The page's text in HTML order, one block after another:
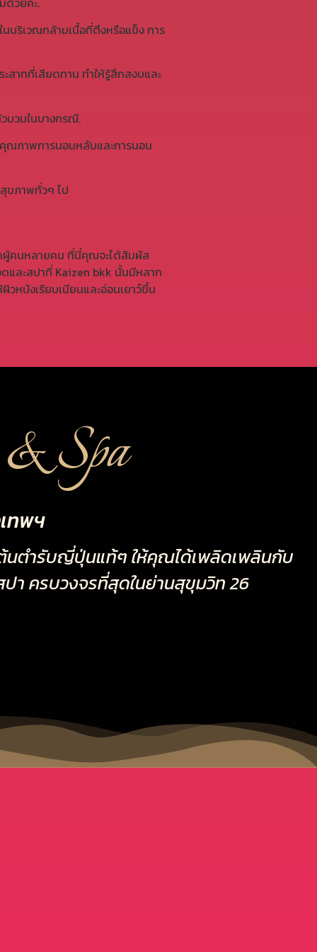
นบริเวณกล้ามเนื้อที่ตึงหรือแข็ง การ
สาทที่เสียดทาน ทำให้รู้สึกสงบและ
บวมในบางกรณี.
ณภาพการนอนหลับและการนอน
ขภาพทั่วๆ ไป
ผู้คนหลายคน ที่นี่คุณจะได้สัมผัส
และสปาที่ Kaizen bkk นั้นมีหลาก
หนังเรียบเนียนและอ่อนเยาว์ขึ้น
Spa
ทพฯ
นตำรับญี่ปุ่นแท้ๆ ให้คุณได้เพลิดเพลินกับ
า ครบวงจรที่สุดในย่านสุขุมวิท 26